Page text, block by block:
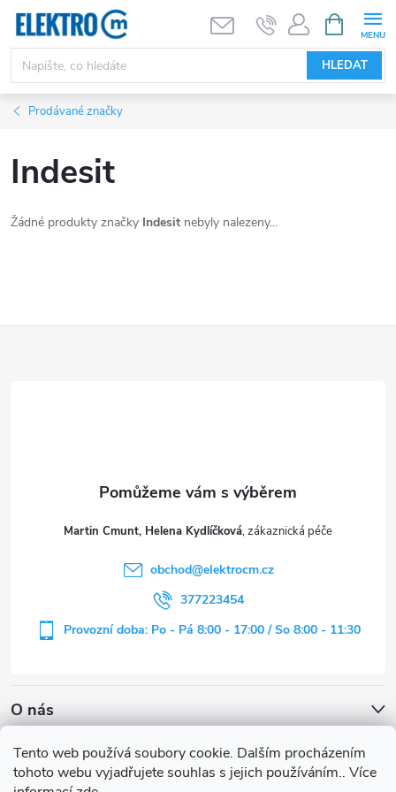
Tento web používá soubory cookie. Dalším procházením
tohoto webu vyjadřujete souhlas s jejich používáním.. Více
Přejít
obsah
HLEDAT
NÁKUPNÍ
KOŠÍK
Prodávané značky
Indesit
Žádné produkty značky Indesit nebyly nalezeny...
O nás
Martin Cmunt, Helena Kydlíčková
obchod@elektrocm.cz
377223454
Provozní doba: Po - Pá 8:00 - 17:00 / So 8:00 - 11:30